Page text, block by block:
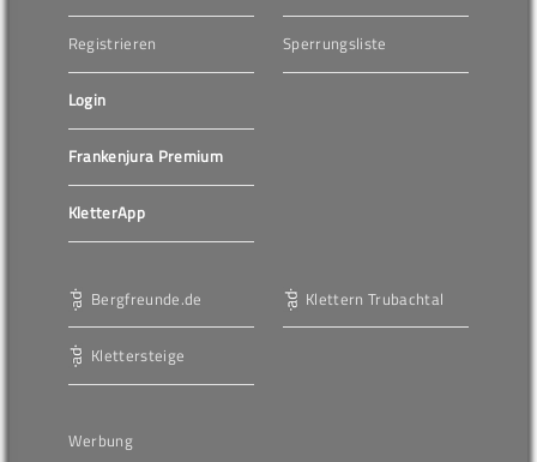
Registrieren
Login
Frankenjura Premium
KletterApp
Sperrungsliste
Bergfreunde.de
Klettersteige
Klettern Trubachtal
Werbung